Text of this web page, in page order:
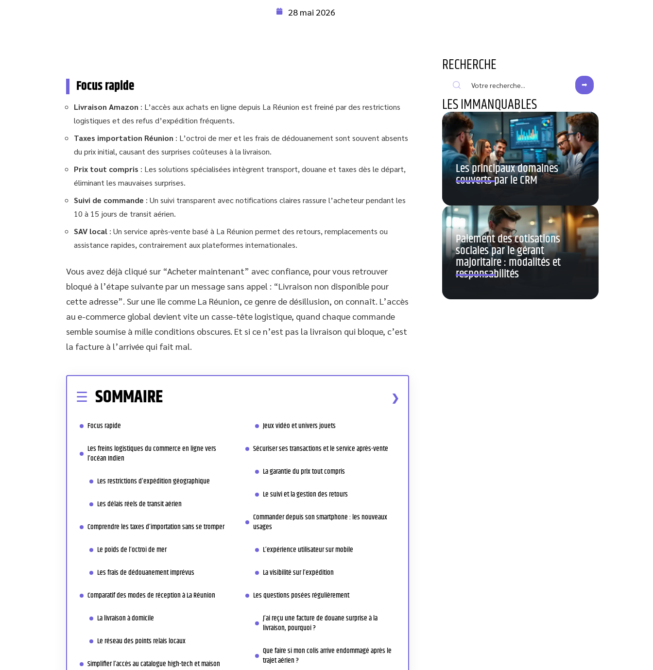
28 mai 2026
Focus rapide
Livraison Amazon : L’accès aux achats en ligne depuis La Réunion est freiné par des restrictions
logistiques et des refus d’expédition fréquents.
Taxes importation Réunion : L’octroi de mer et les frais de dédouanement sont souvent absents
du prix initial, causant des surprises coûteuses à la livraison.
Prix tout compris : Les solutions spécialisées intègrent transport, douane et taxes dès le départ,
éliminant les mauvaises surprises.
Suivi de commande : Un suivi transparent avec notifications claires rassure l’acheteur pendant les
10 à 15 jours de transit aérien.
SAV local : Un service après-vente basé à La Réunion permet des retours, remplacements ou
assistance rapides, contrairement aux plateformes internationales.
Vous avez déjà cliqué sur “Acheter maintenant” avec confiance, pour vous retrouver
bloqué à l’étape suivante par un message sans appel : “Livraison non disponible pour
cette adresse”. Sur une île comme La Réunion, ce genre de désillusion, on connaît. L’accès
au e-commerce global devient vite un casse-tête logistique, quand chaque commande
semble soumise à mille conditions obscures. Et si ce n’est pas la livraison qui bloque, c’est
la facture à l’arrivée qui fait mal.
SOMMAIRE
Focus rapide
Les freins logistiques du commerce en ligne vers
l’océan Indien
Les restrictions d’expédition géographique
Les délais réels de transit aérien
Comprendre les taxes d’importation sans se tromper
Le poids de l’octroi de mer
Les frais de dédouanement imprévus
Comparatif des modes de réception à La Réunion
La livraison à domicile
Le réseau des points relais locaux
Simplifier l’accès au catalogue high-tech et maison
Jeux vidéo et univers jouets
Sécuriser ses transactions et le service après-vente
La garantie du prix tout compris
Le suivi et la gestion des retours
Commander depuis son smartphone : les nouveaux
usages
L’expérience utilisateur sur mobile
La visibilité sur l’expédition
Les questions posées régulièrement
J’ai reçu une facture de douane surprise à la
livraison, pourquoi ?
Que faire si mon colis arrive endommagé après le
trajet aérien ?
RECHERCHE
LES IMMANQUABLES
Les principaux domaines
couverts par le CRM
Paiement des cotisations
sociales par le gérant
majoritaire : modalités et
responsabilités